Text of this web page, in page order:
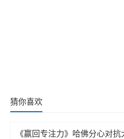
猜你喜欢
《赢回专注力》哈佛分心对